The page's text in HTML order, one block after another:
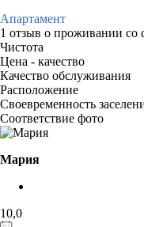
Апартамент
1 отзыв о проживании со
Чистота
Цена - качество
Качество обслуживания
Расположение
Своевременность
Соответствие фото
Мария
10,0